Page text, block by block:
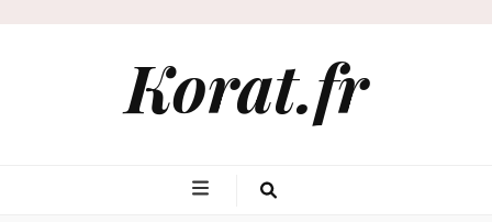
Korat.fr